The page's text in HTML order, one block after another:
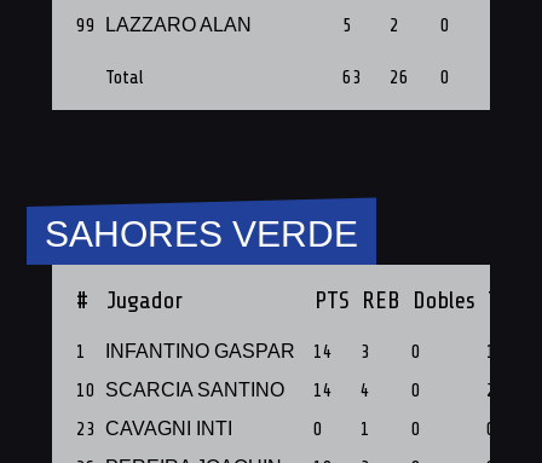
99
LAZZARO ALAN 5 2 0
Total 63 26 0
SAHORES VERDE
# Jugador PTS REB Dobles
1 INFANTINO GASPAR 14 3 0
1
10
SCARCIA SANTINO 14 4 0
2
23 CAVAGNI INTI 0 1 0
0